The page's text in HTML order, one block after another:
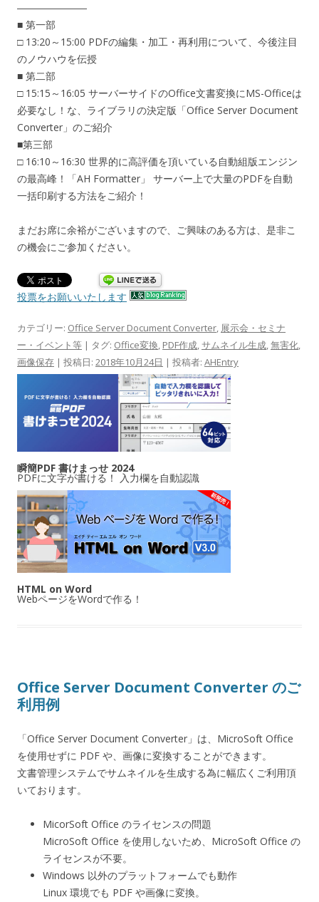
―――――――
■ 第一部
□ 13:20～15:00 PDFの編集・加工・再利用について、今後注目
のノウハウを伝授
■ 第二部
□ 15:15～16:05 サーバーサイドのOffice文書変換にMS-Officeは
必要なし！な、ライブラリの決定版「Office Server Document
Converter」のご紹介
■第三部
□ 16:10～16:30 世界的に高評価を頂いている自動組版エンジン
の最高峰！「AH Formatter」 サーバー上で大量のPDFを自動
一括印刷する方法をご紹介！
まだお席に余裕がございますので、ご興味のある方は、是非こ
の機会にご参加ください。
投票をお願いいたします
カテゴリー: Office Server Document Converter, 展示会・セミナ
ー・イベント等 | タグ: Office変換, PDF作成,サムネイル生成,無害化,
画像保存 | 投稿日: 2018年10月24日 | 投稿者: AHEntry
瞬簡PDF 書けまっせ 2024
PDFに文字が書ける！ 入力欄を自動認識
HTML on Word
WebページをWordで作る！
Office Server Document Converter のご
利用例
「Office Server Document Converter」は、MicroSoft Office
を使用せずに PDF や、画像に変換することができます。
文書管理システムでサムネイルを生成する為に幅広くご利用頂
いております。
MicorSoft Office のライセンスの問題
MicroSoft Office を使用しないため、MicroSoft Office の
ライセンスが不要。
Windows 以外のプラットフォームでも動作
Linux 環境でも PDF や画像に変換。